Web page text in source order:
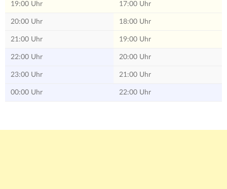
19:00 Uhr 17:00 Uhr
20:00 Uhr 18:00 Uhr
21:00 Uhr 19:00 Uhr
22:00 Uhr 20:00 Uhr
23:00 Uhr 21:00 Uhr
00:00 Uhr 22:00 Uhr